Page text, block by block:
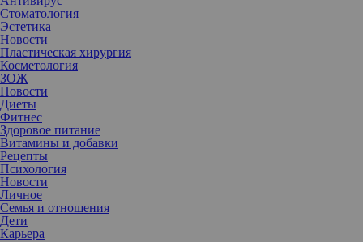
Стоматология
Эстетика
Новости
Пластическая хирургия
Косметология
ЗОЖ
Новости
Диеты
Фитнес
Здоровое питание
Витамины и добавки
Рецепты
Психология
Новости
Личное
Семья и отношения
Дети
Карьера